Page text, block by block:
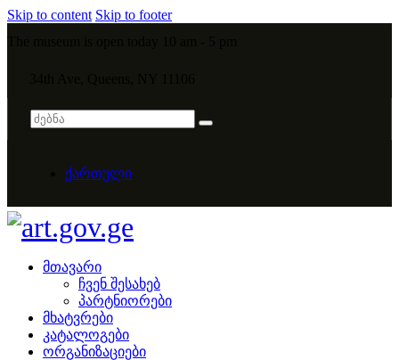
Skip to content Skip to footer
ქართული
მთავარი
ჩვენ შესახებ
პარტნიორები
მხატვრები
კატალოგები
ორგანიზაციები